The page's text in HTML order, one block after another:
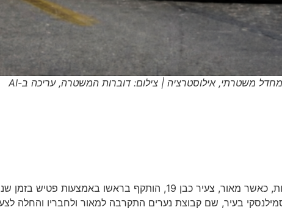
מחדל משטרתי, אילוסטרציה | צילום: דוברות המשטרה, עריכה ב-AI
אירוע אלימות חמור זעזע את העיר נתניה במהלך חגיגות יום העצמאות,
בעיר, שם קבוצת נערים התקרבה למאור ולחבריו והחלה